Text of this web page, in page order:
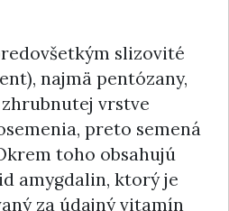
slizovité
najmä pentózany,
vrstve
preto semená
toho obsahujú
amygdalin, ktorý je
za údajný vitamín